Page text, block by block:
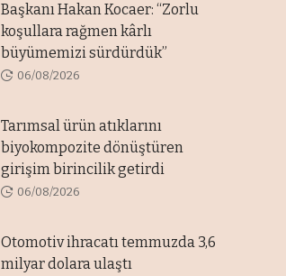
Başkanı Hakan Kocaer: “Zorlu
koşullara rağmen kârlı
büyümemizi sürdürdük”
06/08/2026
Tarımsal ürün atıklarını
biyokompozite dönüştüren
girişim birincilik getirdi
06/08/2026
Otomotiv ihracatı temmuzda 3,6
milyar dolara ulaştı